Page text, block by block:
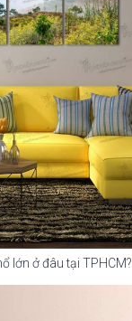
lớn ở đâu tại TPHCM?